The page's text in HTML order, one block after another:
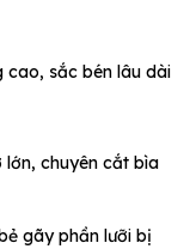
cao, sắc bén lâu dài
chuyên cắt bìa
gãy phần lưỡi bị